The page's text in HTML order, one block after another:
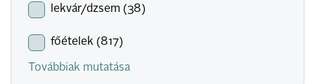
lekvár/dzsem (38)
főételek (817)
Továbbiak mutatása